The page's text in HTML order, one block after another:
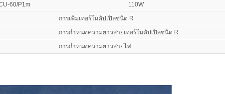
60/P1m
110W
การเพิ่มเทอร์โมคัปเปิลชนิด R
การกำหนดความยาวสายเทอร์โมคัปเปิลชนิด R
การกำหนดความยาวสายไฟ